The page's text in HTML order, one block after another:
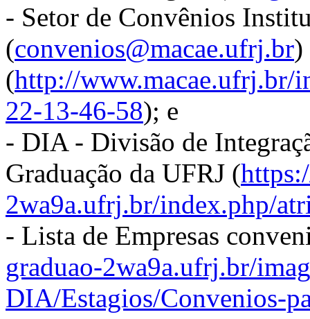
- Setor de Convênios
(convenios@macae.ufrj.br)
(http://www.macae.ufrj.br/
22-13-46-58); e
- DIA - Divisão de
Graduação da UFRJ (
2wa9a.ufrj.br/index.php/
- Lista de Empresas
graduao-2wa9a.ufrj.br/
DIA/Estagios/Convenios-